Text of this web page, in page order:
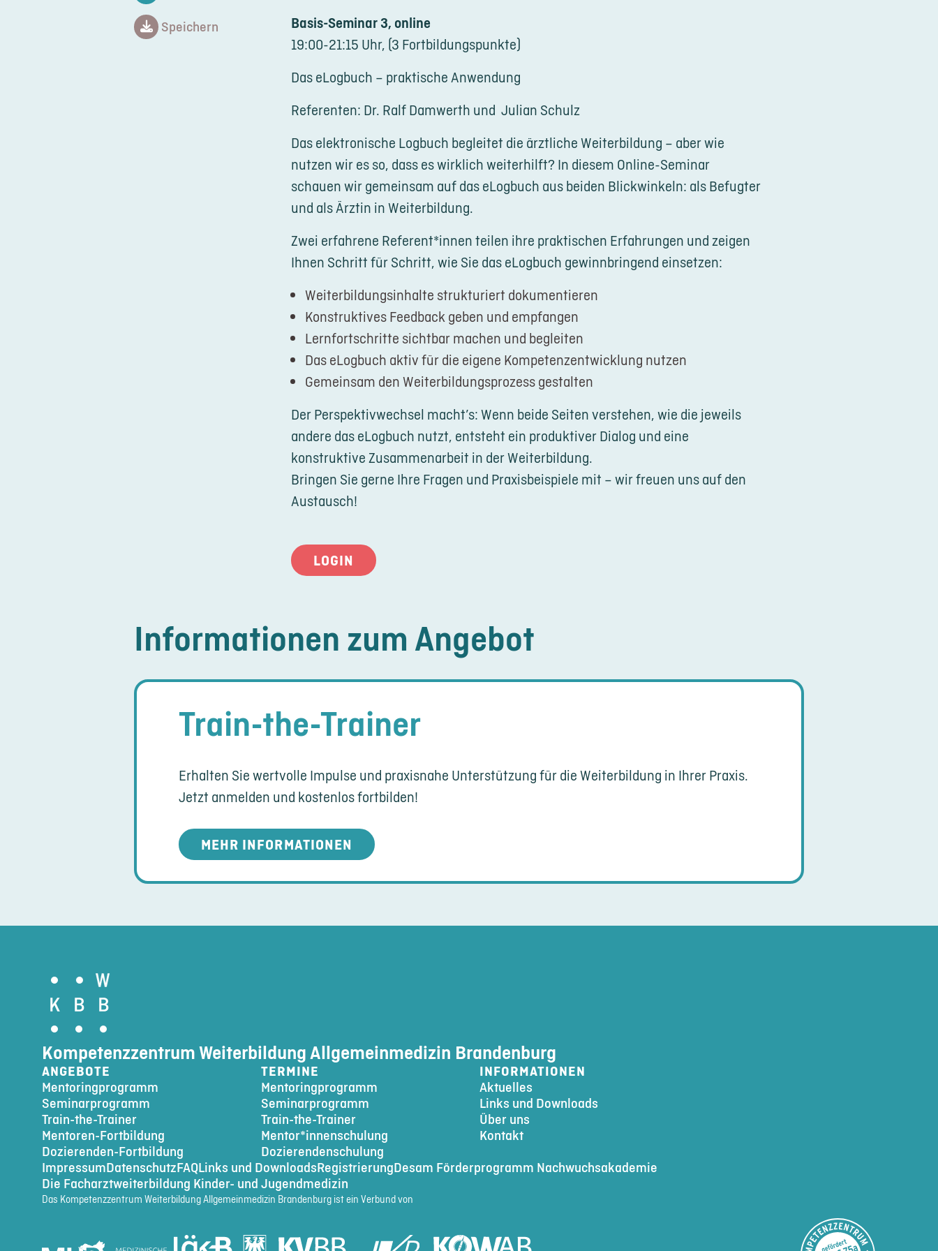
ImpressumDatenschutz
Speichern
Basis-Seminar 3, online
19:00-21:15 Uhr, (3 Fortbildungspunkte)
Das eLogbuch – praktische Anwendung
Referenten: Dr. Ralf Damwerth und Julian Schulz
Das elektronische Logbuch begleitet die ärztliche Weiterbildung – aber wie
nutzen wir es so, dass es wirklich weiterhilft? In diesem Online-Seminar
schauen wir gemeinsam auf das eLogbuch aus beiden Blickwinkeln: als Befugter
und als Ärztin in Weiterbildung.
Zwei erfahrene Referent*innen teilen ihre praktischen Erfahrungen und zeigen
Ihnen Schritt für Schritt, wie Sie das eLogbuch gewinnbringend einsetzen:
Weiterbildungsinhalte strukturiert dokumentieren
Konstruktives Feedback geben und empfangen
Lernfortschritte sichtbar machen und begleiten
Das eLogbuch aktiv für die eigene Kompetenzentwicklung nutzen
Gemeinsam den Weiterbildungsprozess gestalten
Der Perspektivwechsel macht’s: Wenn beide Seiten verstehen, wie die jeweils
andere das eLogbuch nutzt, entsteht ein produktiver Dialog und eine
konstruktive Zusammenarbeit in der Weiterbildung.
Bringen Sie gerne Ihre Fragen und Praxisbeispiele mit – wir freuen uns auf den
Austausch!
LOGIN
Informationen zum Angebot
Train-the-Trainer
Erhalten Sie wertvolle Impulse und praxisnahe Unterstützung für die Weiterbildung in Ihrer Praxis.
Jetzt anmelden und kostenlos fortbilden!
MEHR INFORMATIONEN
Kompetenzzentrum Weiterbildung Allgemeinmedizin Brandenburg
ANGEBOTE
Mentoringprogramm
Seminarprogramm
Train-the-Trainer
Mentoren-Fortbildung
Dozierenden-Fortbildung
TERMINE
Mentoringprogramm
Seminarprogramm
Train-the-Trainer
Mentor*innenschulung
Dozierendenschulung
INFORMATIONEN
Aktuelles
Links und Downloads
Über uns
Kontakt
ImpressumDatenschutzFAQLinks und DownloadsRegistrierungDesam Förderprogramm Nachwuchsakademie
Die Facharztweiterbildung Kinder- und Jugendmedizin
Das Kompetenzzentrum Weiterbildung Allgemeinmedizin Brandenburg ist ein Verbund von